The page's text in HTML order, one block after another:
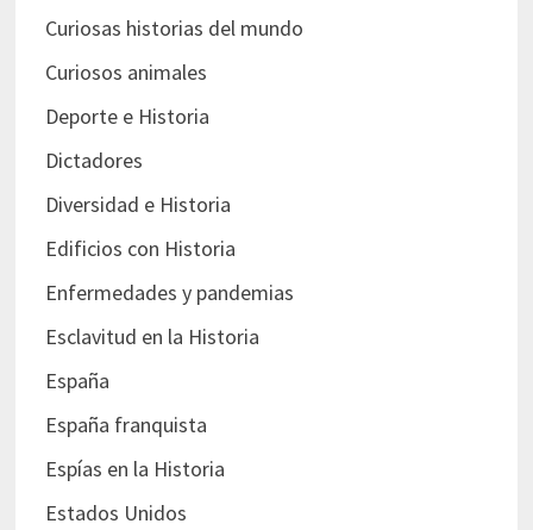
Curiosas historias del mundo
Curiosos animales
Deporte e Historia
Dictadores
Diversidad e Historia
Edificios con Historia
Enfermedades y pandemias
Esclavitud en la Historia
España
España franquista
Espías en la Historia
Estados Unidos